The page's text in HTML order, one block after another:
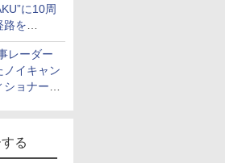
に10周
路を
万円
レーダー
ノイキャン
ショナー
る